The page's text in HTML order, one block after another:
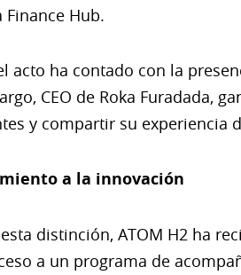
Finance Hub.
acto ha contado con la
CEO de Roka Furadada,
y compartir su experiencia
a la innovación
distinción, ATOM H2 ha
a un programa de